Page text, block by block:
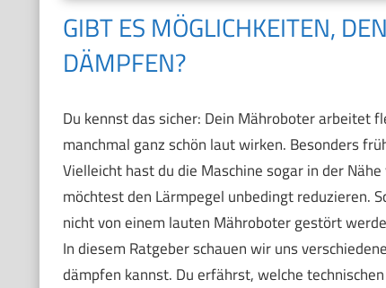
GIBT ES MÖGLICHKEITEN,
DÄMPFEN?
Du kennst das sicher: Dein Mähroboter arbeitet
manchmal ganz schön laut wirken. Besonders
Vielleicht hast du die Maschine sogar in der
möchtest den Lärmpegel unbedingt reduzieren.
nicht von einem lauten Mähroboter gestört
In diesem Ratgeber schauen wir uns
dämpfen kannst. Du erfährst, welche